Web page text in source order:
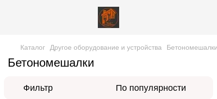
Каталог Другое оборудование и устройства
Бетономешалки
Фильтр По популярности